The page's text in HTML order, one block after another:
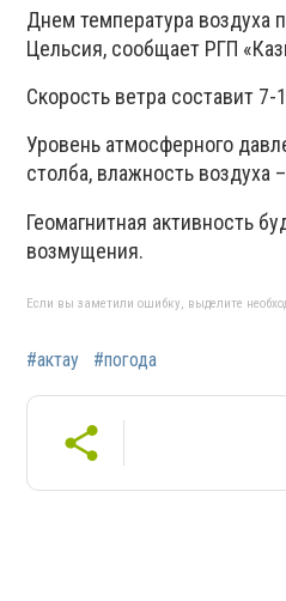
Днем температура воздуха
Цельсия, сообщает РГП
Скорость ветра составит
Уровень атмосферного
столба, влажность воздуха
Геомагнитная активность
возмущения.
Если вы заметили ошибку, выделите
#актау #погода